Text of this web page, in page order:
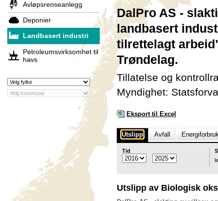
Avløpsrenseanlegg
Deponier
Landbasert industri
Petroleumsvirksomhet til
havs
DalPro AS -
landbasert
tilrettelagt
Trøndelag.
Tillatelse og
Myndighet:
Eksport til Excel
Utslipp Avfall
Tid
Utslipp av Biologisk